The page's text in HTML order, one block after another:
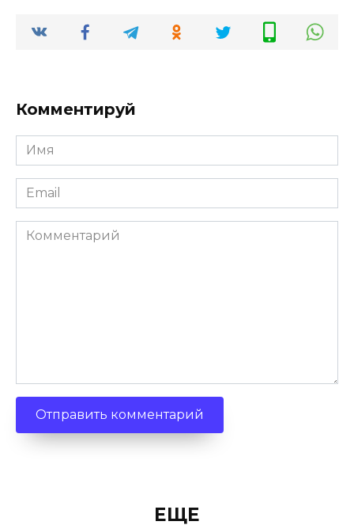
Комментируй
Имя
Email
Комментарий
ЕЩЕ